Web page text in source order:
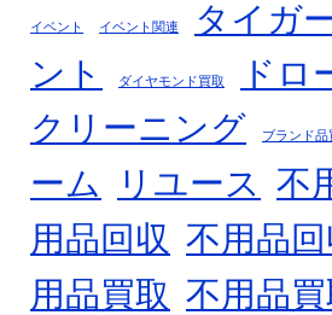
イベント イベント関連
タイガ
ント
ダイヤモンド買取 ドロ
クリーニング
ブランド品
ーム
リユース 不
用品回収 不用品
用品買取 不用品